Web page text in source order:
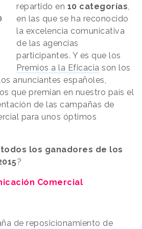
repartido en 10 categorías,
en las que se ha reconocido
la excelencia comunicativa
de las agencias
participantes. Y es que los
Premios a la Eficacia son los
anunciantes españoles,
que premian en nuestro país el
de las campañas de
para unos óptimos
todos los ganadores de los
?
Comercial
de reposicionamiento de